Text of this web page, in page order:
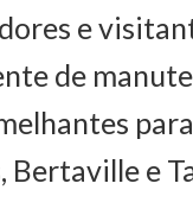
e
de
Bertaville e